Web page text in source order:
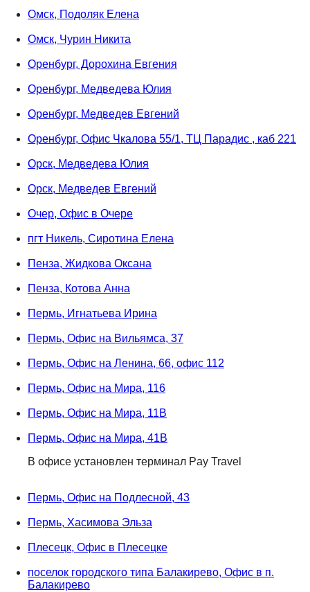
Омск, Подоляк Елена
Омск, Чурин Никита
Оренбург, Дорохина Евгения
Оренбург, Медведева Юлия
Оренбург, Медведев Евгений
Оренбург, Офис Чкалова 55/1, ТЦ Парадис , каб 221
Орск, Медведева Юлия
Орск, Медведев Евгений
Очер, Офис в Очере
пгт Никель, Сиротина Елена
Пенза, Жидкова Оксана
Пенза, Котова Анна
Пермь, Игнатьева Ирина
Пермь, Офис на Вильямса, 37
Пермь, Офис на Ленина, 66, офис 112
Пермь, Офис на Мира, 116
Пермь, Офис на Мира, 11В
Пермь, Офис на Мира, 41В
В офисе установлен терминал Pay Travel
Пермь, Офис на Подлесной, 43
Пермь, Хасимова Эльза
Плесецк, Офис в Плесецке
поселок городского типа Балакирево, Офис в п.
Балакирево